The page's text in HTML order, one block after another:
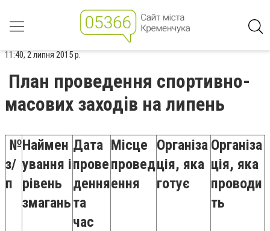
11:40, 2 липня 2015 р.
План проведення спортивно-
масових заходів на липень
№
з/
п
Наймен
ування і
рівень
змагань
Дата
прове
дення
та
час
Місце
провед
ення
Організа
ція, яка
готує
Організа
ція, яка
проводи
ть